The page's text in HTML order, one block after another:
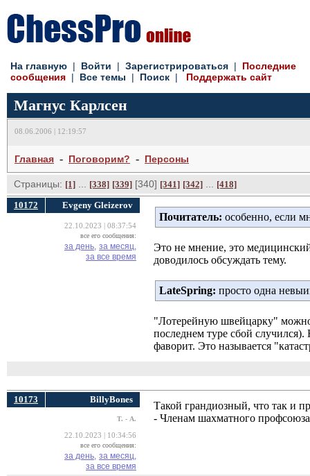
На главную | Войти | Зарегистрироваться | Последние
сообщения | Все темы | Поиск | Поддержать сайт
Магнус Карлсен
08.06.2006 | 12:19:57
Главная - Поговорим? - Персоны
Страницы: [1] [338] [339] [340] [341] [342]
[418]
10172
Evgeny Gleizerov
22.10.2023 | 08:37:54
все его сообщения:
за день, за месяц,
за все время
Почитатель: особенно, если
Это не мнение, это
доводилось обсуждать тему.
LateSpring: просто одна
"Лотерейную швейцарку" можно
последнем туре сбой случился).
фаворит. Это называется
10173 BillyBones
Т. - А.
22.10.2023 | 10:34:56
все его сообщения:
за день, за месяц,
за все время
Такой грандиозный, что так и
- Членам шахматного профсоюза